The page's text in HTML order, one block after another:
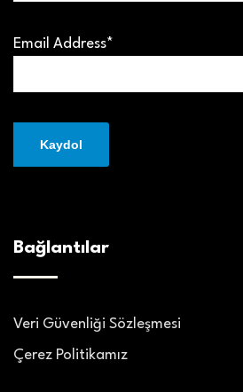
Email Address*
Bağlantılar
Veri Güvenliği Sözleşmesi
Çerez Politikamız